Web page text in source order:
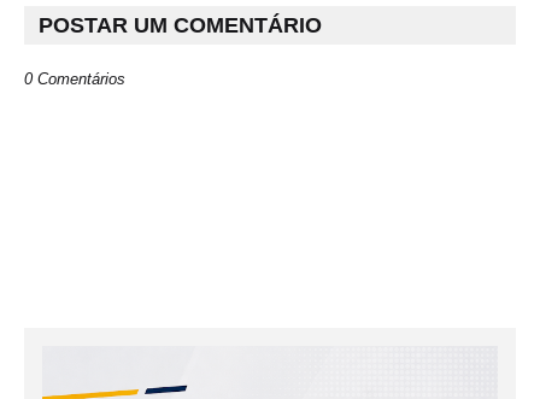
POSTAR UM COMENTÁRIO
0 Comentários